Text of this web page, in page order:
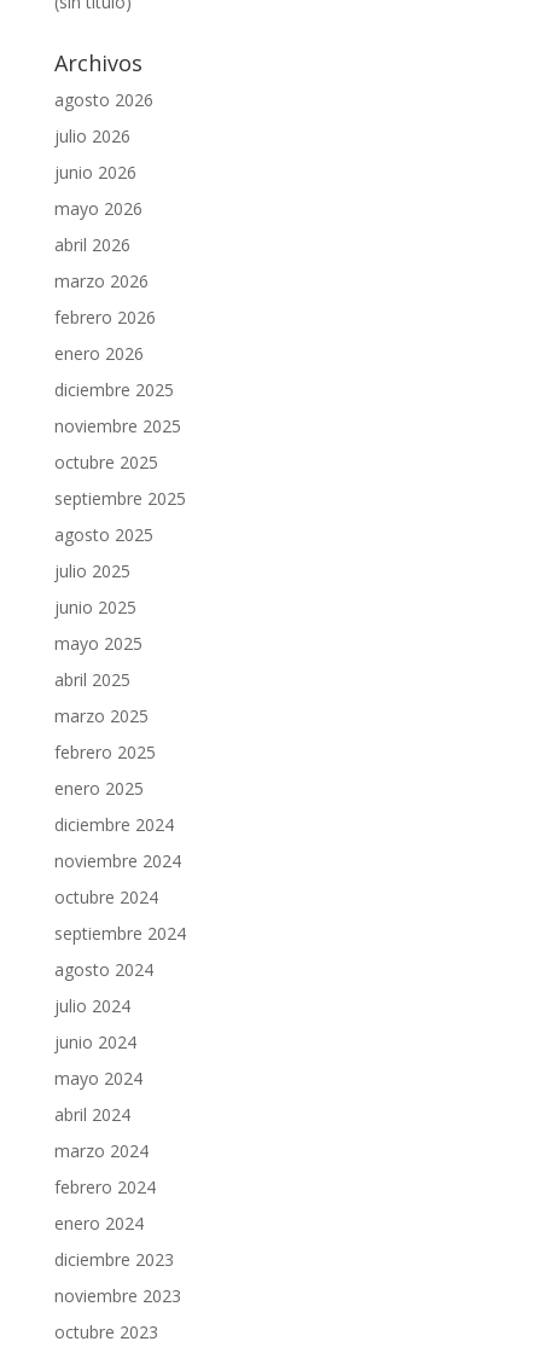
Archivos
agosto 2026
julio 2026
junio 2026
mayo 2026
abril 2026
marzo 2026
febrero 2026
enero 2026
diciembre 2025
noviembre 2025
octubre 2025
septiembre 2025
agosto 2025
julio 2025
junio 2025
mayo 2025
abril 2025
marzo 2025
febrero 2025
enero 2025
diciembre 2024
noviembre 2024
octubre 2024
septiembre 2024
agosto 2024
julio 2024
junio 2024
mayo 2024
abril 2024
marzo 2024
febrero 2024
enero 2024
diciembre 2023
noviembre 2023
octubre 2023